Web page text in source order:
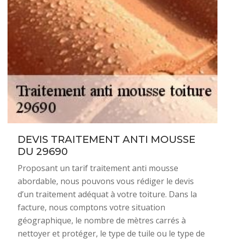
DEVIS TRAITEMENT ANTI MOUSSE
DU 29690
Proposant un tarif traitement anti mousse
abordable, nous pouvons vous rédiger le devis
d’un traitement adéquat à votre toiture. Dans la
facture, nous comptons votre situation
géographique, le nombre de mètres carrés à
nettoyer et protéger, le type de tuile ou le type de